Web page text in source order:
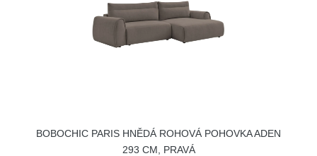
BOBOCHIC PARIS HNĚDÁ ROHOVÁ POHOVKA ADEN
293 CM, PRAVÁ